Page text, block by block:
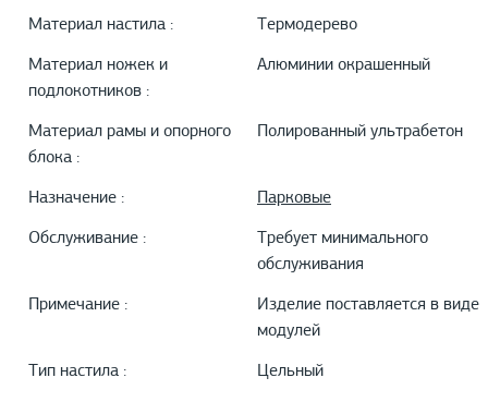
Материал настила : Термодерево
Материал ножек и
подлокотников :
Алюминии окрашенный
Материал рамы и опорного
блока :
Полированный ультрабетон
Назначение : Парковые
Обслуживание :
Требует минимального
обслуживания
Примечание :
Изделие поставляется в виде
модулей
Тип настила : Цельный